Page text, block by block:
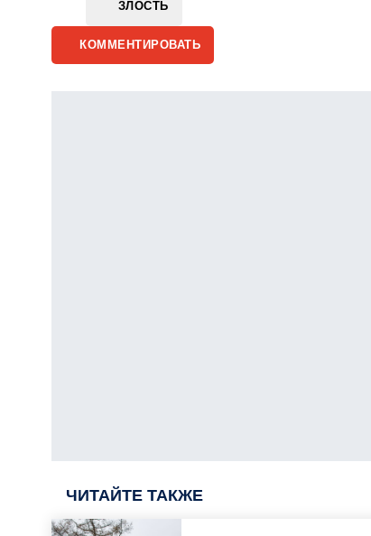
ЗЛОСТЬ
КОММЕНТИРОВАТЬ
ЧИТАЙТЕ ТАКЖЕ